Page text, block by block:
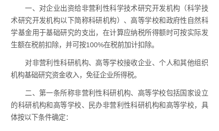
一、对企业出资给非营利性科学技术研究开发机构（科学技
术研究开发机构以下简称科研机构）、高等学校和政府性自然科
学基金用于基础研究的支出，在计算应纳税所得额时可按实际发
生额在税前扣除，并可按100%在税前加计扣除。
对非营利性科研机构、高等学校接收企业、个人和其他组织
机构基础研究资金收入，免征企业所得税。
二、第一条所称非营利性科研机构、高等学校包括国家设立
的科研机构和高等学校、民办非营利性科研机构和高等学校，具
体按以下条件确定：